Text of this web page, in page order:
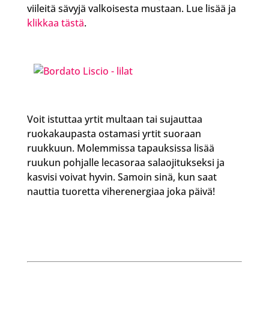
viileitä sävyjä valkoisesta mustaan. Lue lisää ja
klikkaa tästä.
Voit istuttaa yrtit multaan tai sujauttaa
ruokakaupasta ostamasi yrtit suoraan
ruukkuun. Molemmissa tapauksissa lisää
ruukun pohjalle lecasoraa salaojitukseksi ja
kasvisi voivat hyvin. Samoin sinä, kun saat
nauttia tuoretta viherenergiaa joka päivä!